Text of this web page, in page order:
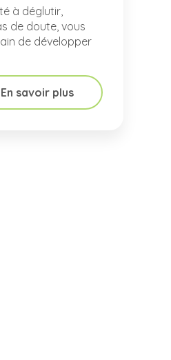
à déglutir,
de doute, vous
de développer
En savoir plus